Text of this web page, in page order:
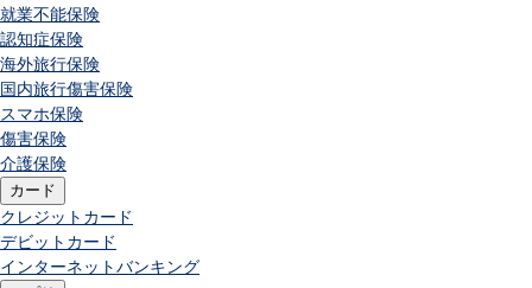
就業不能保険
認知症保険
海外旅行保険
国内旅行傷害保険
スマホ保険
傷害保険
介護保険
カード
クレジットカード
デビットカード
インターネットバンキング